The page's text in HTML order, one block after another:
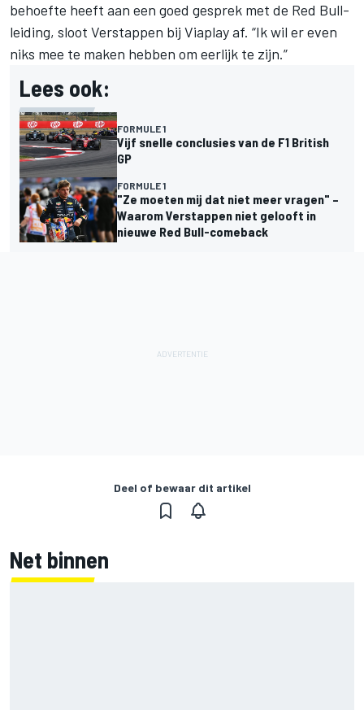
behoefte heeft aan een goed gesprek met de Red Bull-
leiding, sloot Verstappen bij Viaplay af. “Ik wil er even
niks mee te maken hebben om eerlijk te zijn.”
Lees ook:
FORMULE 1
Vijf snelle conclusies van de F1 British
GP
FORMULE 1
"Ze moeten mij dat niet meer vragen" –
Waarom Verstappen niet gelooft in
nieuwe Red Bull-comeback
Deel of bewaar dit artikel
Net binnen